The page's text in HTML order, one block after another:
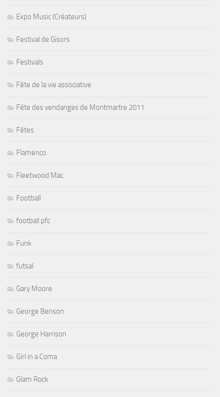
Expo Music (Créateurs)
Festival de Gisors
Festivals
Fête de la vie associative
Fête des vendanges de Montmartre 2011
Fêtes
Flamenco
Fleetwood Mac
Football
football pfc
Funk
futsal
Gary Moore
George Benson
George Harrison
Girl in a Coma
Glam Rock